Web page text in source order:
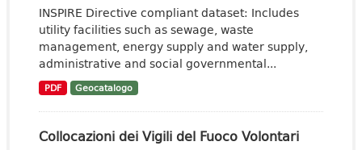
INSPIRE Directive compliant dataset: Includes
utility facilities such as sewage, waste
management, energy supply and water supply,
administrative and social governmental...
PDF Geocatalogo
Collocazioni dei Vigili del Fuoco Volontari